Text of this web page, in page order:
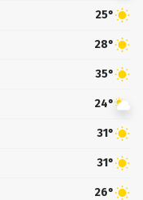
25°
28°
35°
24°
31°
31°
26°